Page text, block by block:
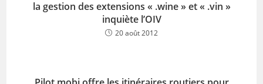
la gestion des extensions « .wine » et « .vin »
inquiète l’OIV
20 août 2012